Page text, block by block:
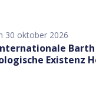
30 oktober 2026
Existenz